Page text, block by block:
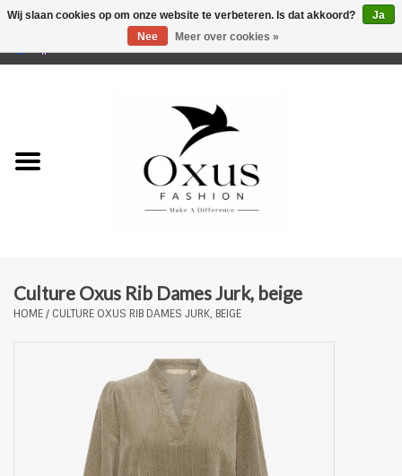
Merken
Culture Oxus Rib Dames Jurk, beige
HOME/ CULTURE OXUS RIB DAMES JURK, BEIGE
Wij slaan cookies op om onze website te verbeteren. Is dat akkoord?
Ja
Nee
Meer over cookies »